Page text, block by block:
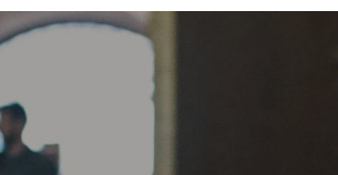
الرئيسيـة
عن الجامعة
القطاعـات